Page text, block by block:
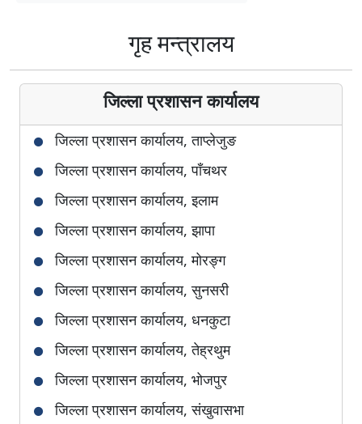
गृह मन्त्रालय
जिल्ला प्रशासन कार्यालय
जिल्ला प्रशासन कार्यालय, ताप्लेजुङ
जिल्ला प्रशासन कार्यालय, पाँचथर
जिल्ला प्रशासन कार्यालय, इलाम
जिल्ला प्रशासन कार्यालय, झापा
जिल्ला प्रशासन कार्यालय, मोरङ्ग
जिल्ला प्रशासन कार्यालय, सुनसरी
जिल्ला प्रशासन कार्यालय, धनकुटा
जिल्ला प्रशासन कार्यालय, तेह्रथुम
जिल्ला प्रशासन कार्यालय, भोजपुर
जिल्ला प्रशासन कार्यालय, संखुवासभा